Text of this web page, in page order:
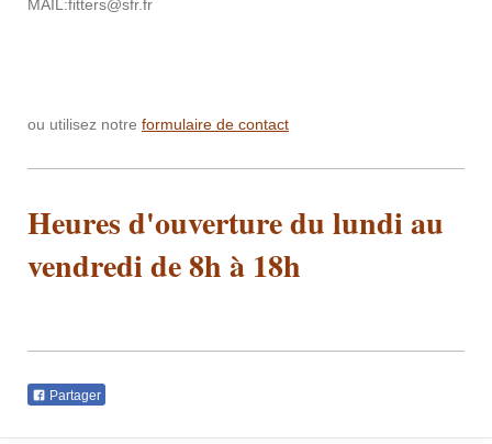
MAIL:fitters@sfr.fr
ou utilisez notre formulaire de contact
Heures d'ouverture du lundi au
vendredi de 8h à 18h
Partager